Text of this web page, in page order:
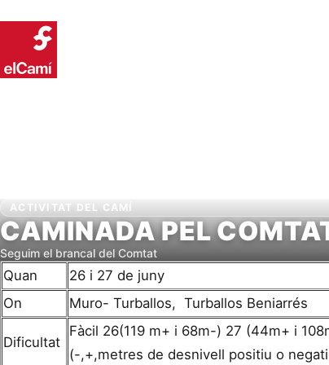
ACTIVITAT DEL CAMÍ
CAMINADA PEL
Seguim el brancal del Comtat
Quan
26 i 27 de juny
On
Muro- Turballos, Turballos Beniarrés
Dificultat
Fàcil 26(119 m+ i 68m-) 27 (44m+ i
(-,+,metres de desnivell positiu o